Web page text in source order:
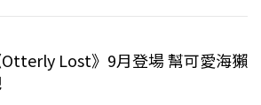
Lost》9月登場 幫可愛海獺